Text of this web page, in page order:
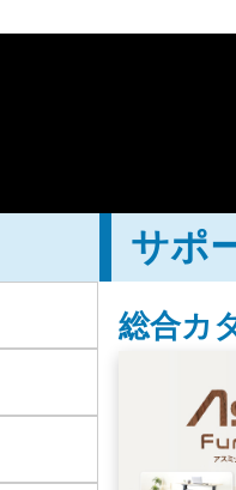
サポ
総合カ